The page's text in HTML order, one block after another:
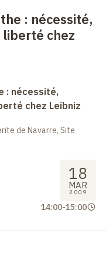
: nécessité,
chez
: nécessité,
chez Leibniz
de Navarre, Site
18
MAR
2009
14:00-15:00